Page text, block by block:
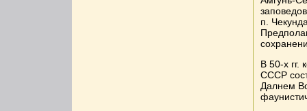
п.
В 50-х
СССР
Далнем